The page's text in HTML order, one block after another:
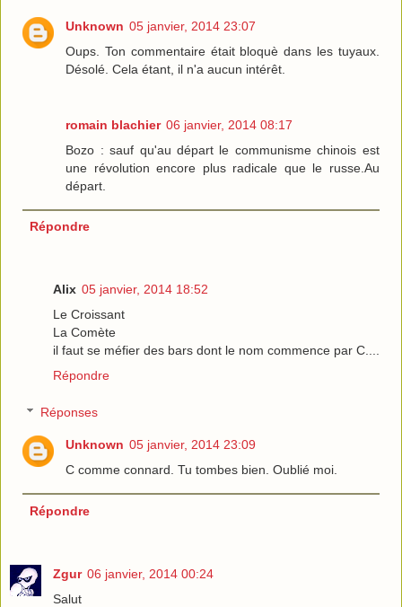
Unknown 05 janvier, 2014 23:07
Oups. Ton commentaire était bloquè dans les tuyaux.
Désolé. Cela étant, il n'a aucun intérêt.
romain blachier 06 janvier, 2014 08:17
Bozo : sauf qu'au départ le communisme chinois est
une révolution encore plus radicale que le russe.Au
départ.
Répondre
Alix 05 janvier, 2014 18:52
Le Croissant
La Comète
il faut se méfier des bars dont le nom commence par C....
Répondre
Réponses
Unknown 05 janvier, 2014 23:09
C comme connard. Tu tombes bien. Oublié moi.
Répondre
Zgur 06 janvier, 2014 00:24
Salut